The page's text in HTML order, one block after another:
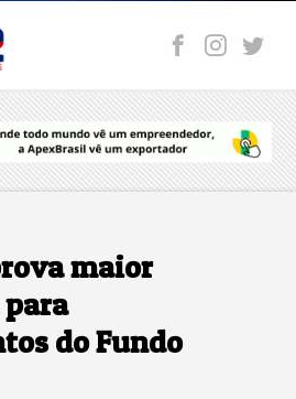
maior
do Fundo